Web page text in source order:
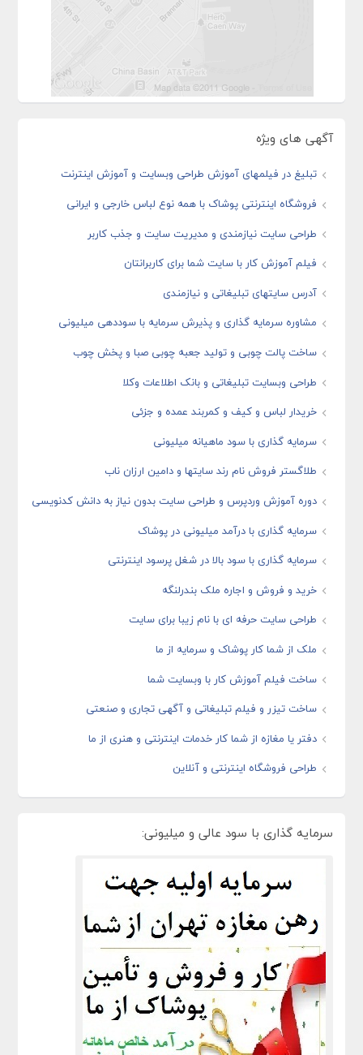
آگهی های ویژه
تبلیغ در فیلمهای آموزش طراحی وبسایت و آموزش اینترنت
فروشگاه اینترنتی پوشاک با همه نوع لباس خارجی و ایرانی
طراحی سایت نیازمندی و مدیریت سایت و جذب کاربر
فیلم آموزش کار با سایت شما برای کاربرانتان
آدرس سایتهای تبلیغاتی و نیازمندی
مشاوره سرمایه گذاری و پذیرش سرمایه با سوددهی میلیونی
ساخت پالت چوبی و تولید جعبه چوبی صبا و پخش چوب
طراحی وبسایت تبلیغاتی و بانک اطلاعات وکلا
خریدار لباس و کیف و کمربند عمده و جزئی
سرمایه گذاری با سود ماهیانه میلیونی
طلاگستر فروش نام رند سایتها و دامین ارزان ناب
دوره آموزش وردپرس و طراحی سایت بدون نیاز به دانش کدنویسی
سرمایه گذاری با درآمد میلیونی در پوشاک
سرمایه گذاری با سود بالا در شغل پرسود اینترنتی
خرید و فروش و اجاره ملک بندرلنگه
طراحی سایت حرفه ای با نام زیبا برای سایت
ملک از شما کار پوشاک و سرمایه از ما
ساخت فیلم آموزش کار با وبسایت شما
ساخت تیزر و فیلم تبلیغاتی و آگهی تجاری و صنعتی
دفتر یا مغازه از شما کار خدمات اینترنتی و هنری از ما
طراحی فروشگاه اینترنتی و آنلاین
سرمایه گذاری با سود عالی و میلیونی: